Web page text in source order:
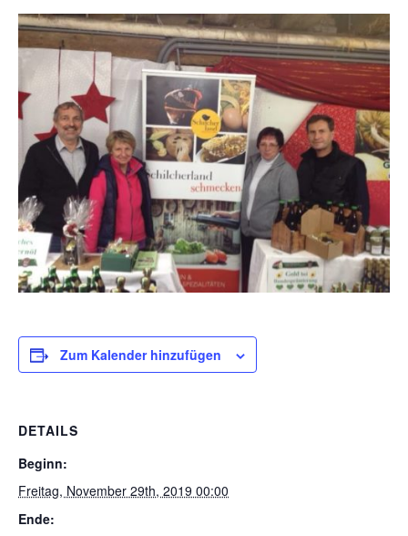
Zum Kalender hinzufügen
DETAILS
Beginn:
Freitag, November 29th, 2019 00:00
Ende: